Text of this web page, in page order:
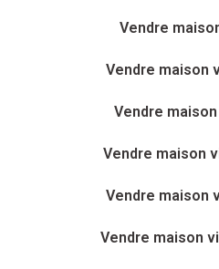
Vendre
Vendre maison
Vendre
Vendre maison
Vendre maison
Vendre maison